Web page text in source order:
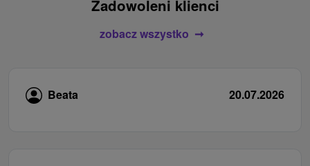
Zadowoleni klienci
zobacz wszystko
Beata 20.07.2026